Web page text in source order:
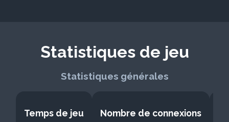
Statistiques de jeu
Statistiques générales
Temps de jeu Nombre de connexions